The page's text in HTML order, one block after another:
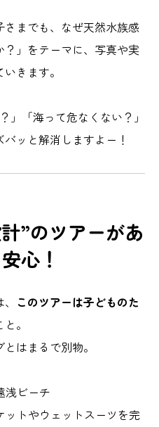
までも、なぜ天然水族感
」をテーマに、写真や実
きます。
」「海って危なくない？」
ッと解消しますよー！
”のツアーがあ
心！
このツアーは子どものた
。
はまるで別物。
浅ビーチ
トやウェットスーツを完